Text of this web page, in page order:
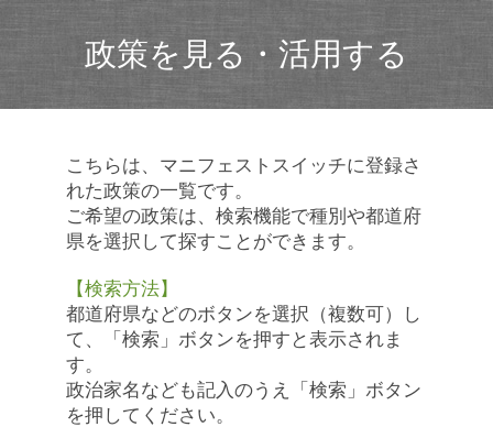
政策を見る・活用する
こちらは、マニフェストスイッチに登録さ
れた政策の一覧です。
ご希望の政策は、検索機能で種別や都道府
県を選択して探すことができます。
【検索方法】
都道府県などのボタンを選択（複数可）し
て、「検索」ボタンを押すと表示されま
す。
政治家名なども記入のうえ「検索」ボタン
を押してください。